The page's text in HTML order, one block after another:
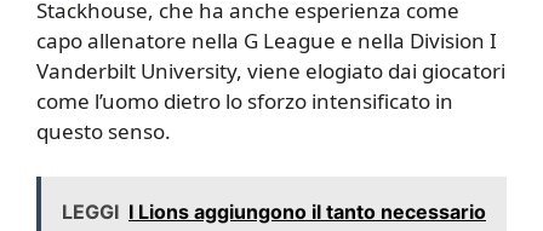
Stackhouse, che ha anche esperienza come
capo allenatore nella G League e nella Division I
Vanderbilt University, viene elogiato dai giocatori
come l’uomo dietro lo sforzo intensificato in
questo senso.
LEGGI I Lions aggiungono il tanto necessario